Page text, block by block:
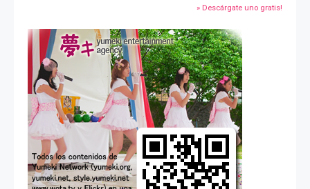
» Descárgate uno gratis!